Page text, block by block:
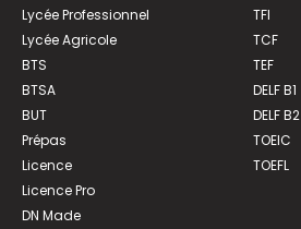
Lycée Professionnel
Lycée Agricole
BTS
BTSA
BUT
Prépas
Licence
Licence Pro
DN Made
TFI
TCF
TEF
DELF B1
DELF B2
TOEIC
TOEFL